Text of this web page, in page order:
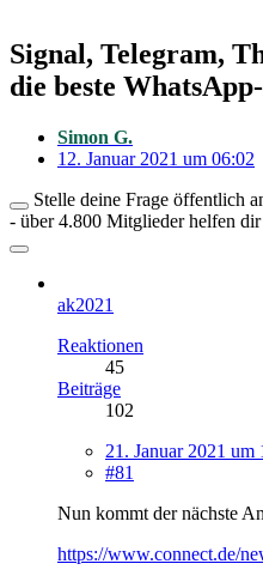
Signal, Telegram,
die beste
Simon G.
12. Januar 2021 um 06:02
Stelle deine Frage öffentlich
- über 4.800 Mitglieder helfen dir
ak2021
Reaktionen
45
Beiträge
102
21. Januar 2021 um
#81
Nun kommt der nächste
https://www.connect.de/